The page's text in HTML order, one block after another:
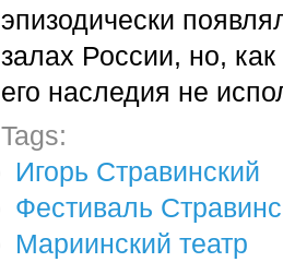
эпизодически
залах России, но,
его наследия не
Tags:
Игорь Стравинский
Фестиваль
Мариинский театр